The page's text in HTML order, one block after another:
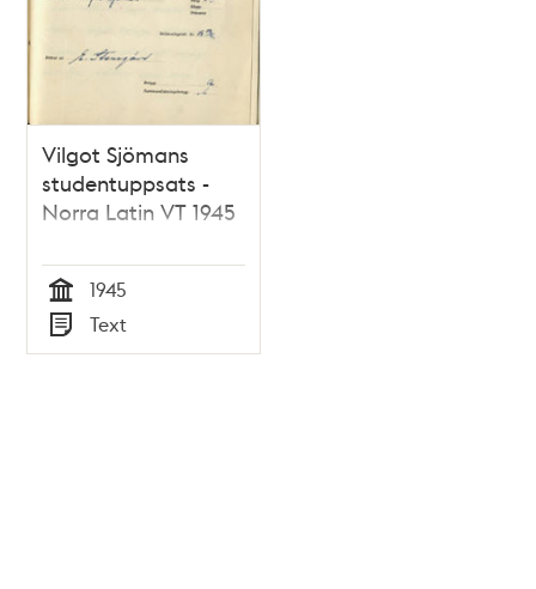
Vilgot Sjömans
studentuppsats -
Norra Latin VT 1945
Tid
1945
Typ
Text